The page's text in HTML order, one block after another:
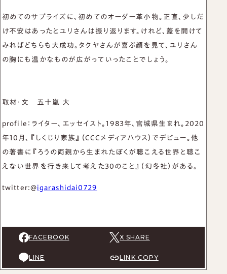
初めてのサプライズに、初めてのオーダー革小物。正直、少しだ
け不安はあったとユリさんは振り返ります。けれど、蓋を開けて
みればどちらも大成功。タクヤさんが喜ぶ顔を見て、ユリさん
の胸にも温かなものが広がっていったことでしょう。
取材・文 五十嵐 大
profile：ライター、エッセイスト。1983年、宮城県生まれ。2020
年10月、『しくじり家族』（CCCメディアハウス）でデビュー。他
の著書に『ろうの両親から生まれたぼくが聴こえる世界と聴こ
えない世界を行き来して考えた30のこと』（幻冬社）がある。
twitter:@igarashidai0729
FACEBOOK X SHARE
LINE LINK COPY